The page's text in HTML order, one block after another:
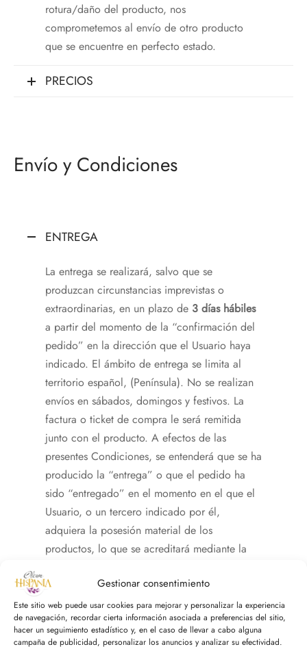
Gestionar consentimiento
Este sitio web puede usar cookies para mejorar y personalizar la experiencia
de navegación, recordar cierta información asociada a preferencias del sitio,
hacer un seguimiento estadístico y, en el caso de llevar a cabo alguna
campaña de publicidad, personalizar los anuncios y analizar su efectividad.
rotura/daño del producto, nos
comprometemos al envío de otro producto
que se encuentre en perfecto estado.
PRECIOS
Envío y Condiciones
ENTREGA
La entrega se realizará, salvo que se
produzcan circunstancias imprevistas o
extraordinarias, en un plazo de 3 días hábiles
a partir del momento de la “confirmación del
pedido” en la dirección que el Usuario haya
indicado. El ámbito de entrega se limita al
territorio español, (Península). No se realizan
envíos en sábados, domingos y festivos. La
factura o ticket de compra le será remitida
junto con el producto. A efectos de las
presentes Condiciones, se entenderá que se ha
producido la “entrega” o que el pedido ha
sido “entregado” en el momento en el que el
Usuario, o un tercero indicado por él,
adquiera la posesión material de los
productos, lo que se acreditará mediante la
dirección de entrega acordada.
TRANSPORTE